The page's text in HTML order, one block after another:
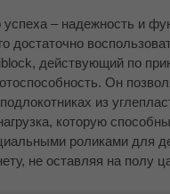
– надежность и
достаточно
действующий по
Он
из
которую
роликами для
не оставляя на полу